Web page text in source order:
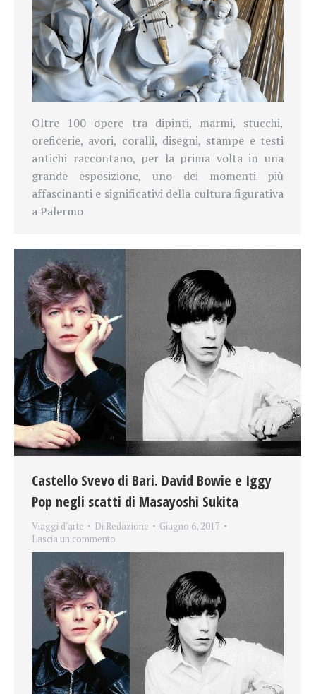
Oltre 100 opere tra dipinti, marmi, stucchi,
oreficerie, avori, coralli, disegni, stampe e testi
antichi raccontano, per la prima volta in una
grande esposizione, uno dei momenti più
affascinanti e significativi della cultura figurativa
a Palermo
Castello Svevo di Bari. David Bowie e Iggy
Pop negli scatti di Masayoshi Sukita
Viaggi d'arte Di Redazione
Giugno 6, 2017
Lascia un commento